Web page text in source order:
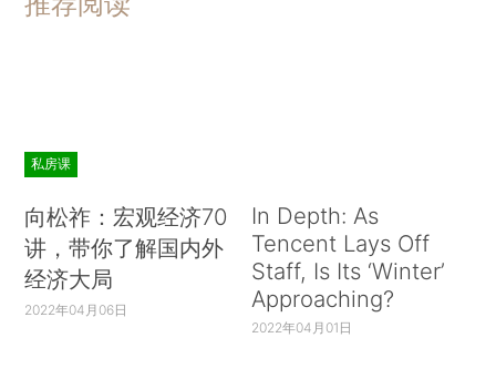
私房课
向松祚：宏观经济70
讲，带你了解国内外
经济大局
2022年04月06日
In Depth: As
Tencent Lays Off
Staff, Is Its ‘Winter’
Approaching?
2022年04月01日